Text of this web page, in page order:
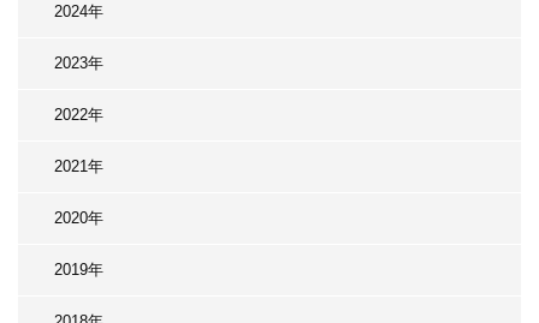
2024年
2023年
2022年
2021年
2020年
2019年